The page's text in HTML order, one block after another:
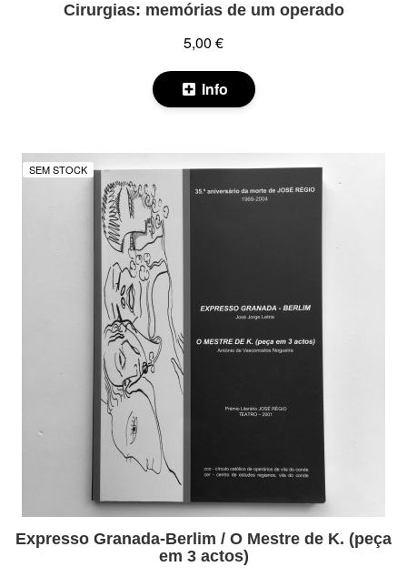
Cirurgias: memórias de um operado
5,00 €
Info
SEM STOCK
Expresso Granada-Berlim / O Mestre de K. (peça
em 3 actos)